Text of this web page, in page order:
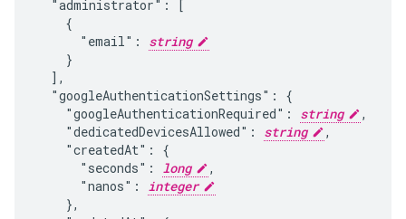
  "administrator": [
    {
      "email":
string
    }
  ],
  "googleAuthenticationSettings": {
    "googleAuthenticationRequired":
string
,
    "dedicatedDevicesAllowed":
string
,
    "createdAt": {
      "seconds":
long
,
      "nanos":
integer
    },